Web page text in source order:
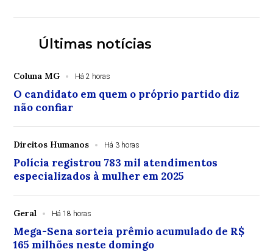
Últimas notícias
Coluna MG Há 2 horas
O candidato em quem o próprio partido diz
não confiar
Direitos Humanos Há 3 horas
Polícia registrou 783 mil atendimentos
especializados à mulher em 2025
Geral Há 18 horas
Mega-Sena sorteia prêmio acumulado de R$
165 milhões neste domingo